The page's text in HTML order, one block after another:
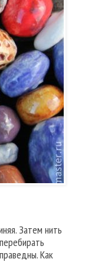
Затем нить
Как